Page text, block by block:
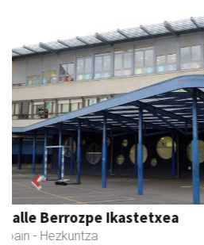
Amabi haur eta gazte jantziak
Andoain - Arropa-dendak
Previous